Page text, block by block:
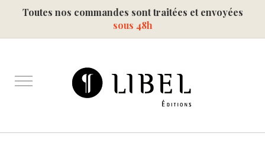
Toutes nos commandes sont traitées et envoyées
sous 48h